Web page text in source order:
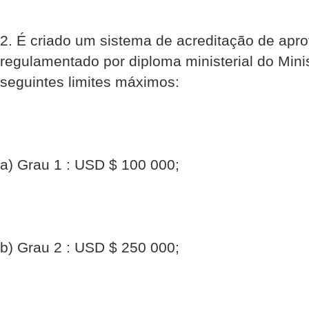
2. É criado um sistema de acreditação de
regulamentado por diploma ministerial do
seguintes limites máximos:
a) Grau 1 : USD $ 100 000;
b) Grau 2 : USD $ 250 000;